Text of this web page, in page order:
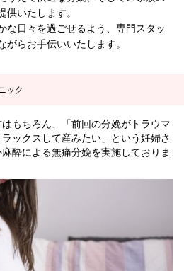
いたします。
な日々を過ごせるよう、専門スタッ
らお手伝いいたします。
ック
もちろん、「前回の分娩がトラウマ
ックスして産みたい」という妊婦さ
酔による無痛分娩を実施しておりま